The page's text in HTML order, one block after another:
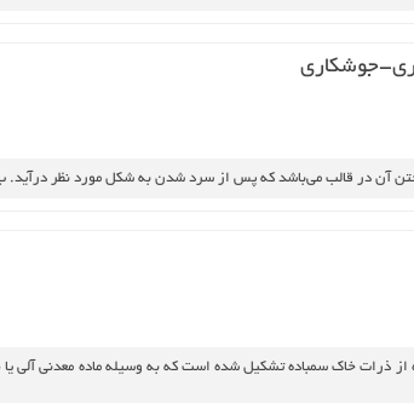
جوشكاري‌
آن‌ در قالب‌ مي‌باشد كه‌ پس‌ از سرد شدن‌ به‌ شكل‌ مورد نظر
خاك‌ سمباده‌ تشكيل‌ شده‌ است‌ كه‌ به‌ وسيله‌ ماده‌ معدني‌ آلي‌